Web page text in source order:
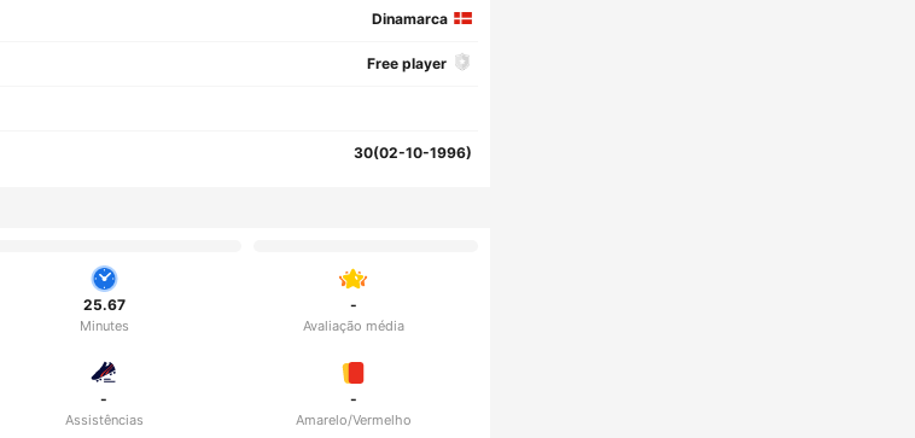
Dinamarca
Free player
30(02-10-1996)
25.67
Minutes
-
Avaliação média
-
Assistências
-
Amarelo/Vermelho